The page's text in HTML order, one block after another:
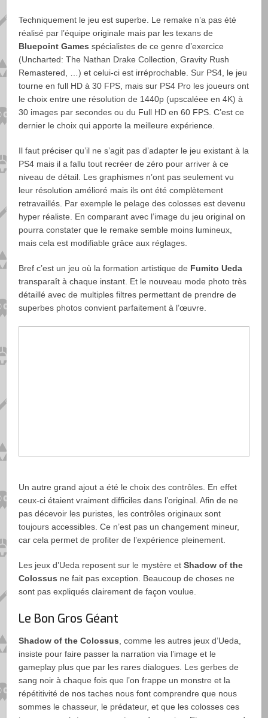
Techniquement le jeu est superbe. Le remake n’a pas été
réalisé par l’équipe originale mais par les texans de
Bluepoint Games spécialistes de ce genre d’exercice
(Uncharted: The Nathan Drake Collection, Gravity Rush
Remastered, …) et celui-ci est irréprochable. Sur PS4, le jeu
tourne en full HD à 30 FPS, mais sur PS4 Pro les joueurs ont
le choix entre une résolution de 1440p (upscaléee en 4K) à
30 images par secondes ou du Full HD en 60 FPS. C’est ce
dernier le choix qui apporte la meilleure expérience.
Il faut préciser qu’il ne s’agit pas d’adapter le jeu existant à la
PS4 mais il a fallu tout recréer de zéro pour arriver à ce
niveau de détail. Les graphismes n’ont pas seulement vu
leur résolution amélioré mais ils ont été complètement
retravaillés. Par exemple le pelage des colosses est devenu
hyper réaliste. En comparant avec l’image du jeu original on
pourra constater que le remake semble moins lumineux,
mais cela est modifiable grâce aux réglages.
Bref c’est un jeu où la formation artistique de Fumito Ueda
transparaît à chaque instant. Et le nouveau mode photo très
détaillé avec de multiples filtres permettant de prendre de
superbes photos convient parfaitement à l’œuvre.
Un autre grand ajout a été le choix des contrôles. En effet
ceux-ci étaient vraiment difficiles dans l’original. Afin de ne
pas décevoir les puristes, les contrôles originaux sont
toujours accessibles. Ce n’est pas un changement mineur,
car cela permet de profiter de l’expérience pleinement.
Les jeux d’Ueda reposent sur le mystère etShadow of the
Colossus ne fait pas exception. Beaucoup de choses ne
sont pas expliqués clairement de façon voulue.
Le Bon Gros Géant
Shadow of the Colossus , comme les autres jeux d’Ueda,
insiste pour faire passer la narration via l’image et le
gameplay plus que par les rares dialogues. Les gerbes de
sang noir à chaque fois que l’on frappe un monstre et la
répétitivité de nos taches nous font comprendre que nous
sommes le chasseur, le prédateur, et que les colosses ces